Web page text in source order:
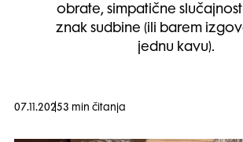
obrate, simpatične
znak sudbine (ili barem
jednu kavu).
07.11.20253 min čitanja